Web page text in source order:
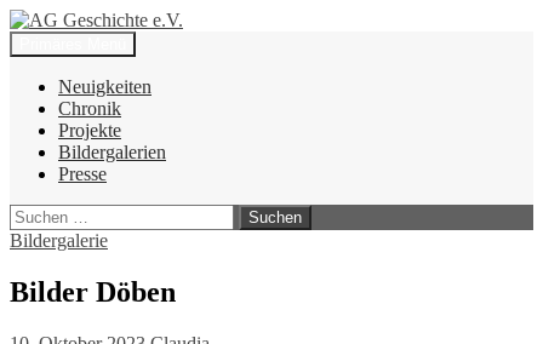
Zum
Inhalt
springen
AG Geschichte e.V.
Suchen
Neuigkeiten
Chronik
Projekte
Bildergalerien
Presse
Suchen
nach:
Bildergalerie
Bilder Döben